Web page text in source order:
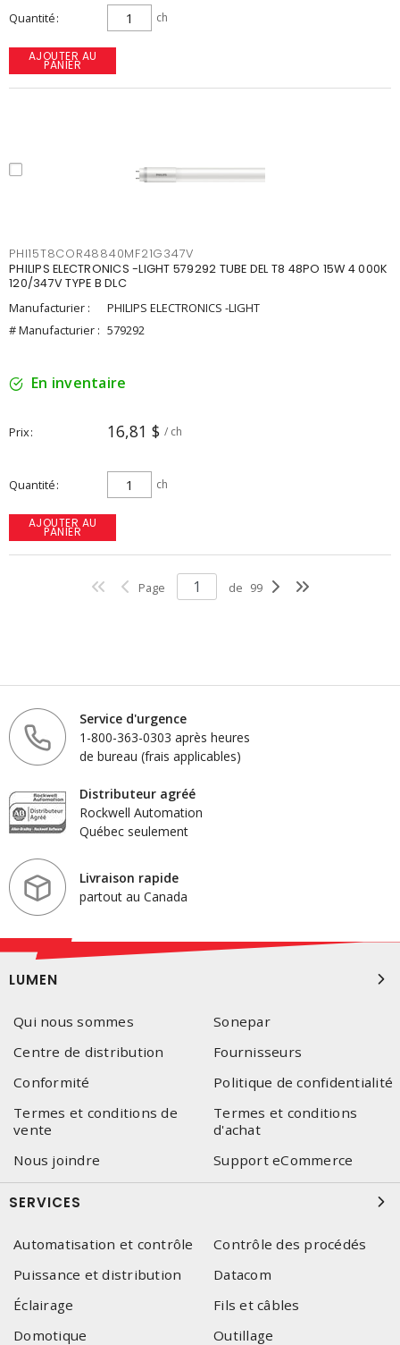
Quantité ch
AJOUTER AU
PANIER
PHI15T8COR48840MF21G347V
PHILIPS ELECTRONICS -LIGHT 579292 TUBE DEL T8 48PO 15W 4 000K
120/347V TYPE B DLC
Manufacturier :
PHILIPS ELECTRONICS -LIGHT
# Manufacturier : 579292
En inventaire
Prix 16,81 $ / ch
Quantité ch
AJOUTER AU
PANIER
Page de 99
Service d'urgence
1-800-363-0303 après heures
de bureau (frais applicables)
Distributeur agréé
Rockwell Automation
Québec seulement
Livraison rapide
partout au Canada
LUMEN
Qui nous sommes
Sonepar
Centre de distribution
Fournisseurs
Conformité
Politique de confidentialité
Termes et conditions de
vente
Termes et conditions
d'achat
Nous joindre
Support eCommerce
SERVICES
Automatisation et contrôle
Contrôle des procédés
Puissance et distribution
Datacom
Éclairage
Fils et câbles
Domotique
Outillage